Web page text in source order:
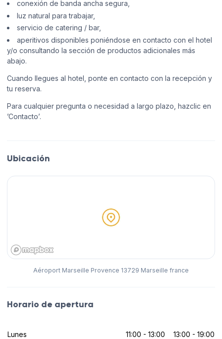
conexión de banda ancha segura,
luz natural para trabajar,
servicio de catering / bar,
aperitivos disponibles poniéndose en contacto con el hotel
y/o consultando la sección de productos adicionales más
abajo.
Cuando llegues al hotel, ponte en contacto con la recepción y
tu reserva.
Para cualquier pregunta o necesidad a largo plazo, hazclic en
’Contacto’.
Ubicación
Aéroport Marseille Provence 13729 Marseille france
Horario de apertura
Lunes 11:00 - 13:00 13:00 - 19:00